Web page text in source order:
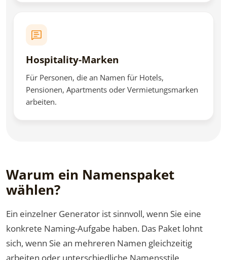
Hospitality-Marken
Für Personen, die an Namen für Hotels,
Pensionen, Apartments oder Vermietungsmarken
arbeiten.
Warum ein Namenspaket
wählen?
Ein einzelner Generator ist sinnvoll, wenn Sie eine
konkrete Naming-Aufgabe haben. Das Paket lohnt
sich, wenn Sie an mehreren Namen gleichzeitig